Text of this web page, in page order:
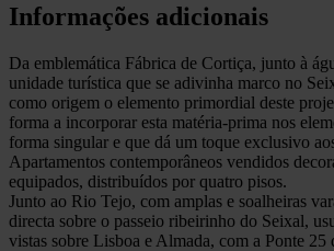
Informações adicionais
Da emblemática Fábrica de Cortiça, junto à
unidade turística que se adivinha marco no
como origem o elemento primordial deste
forma a incorporar esta matéria-prima nos
forma singular e que dá um toque exclusivo
Apartamentos contemporâneos vendidos
equipados, distribuídos por quatro pisos.
Junto ao Rio Tejo, com amplas e soalheiras
directa sobre o passeio ribeirinho do Seixal,
vistas sobre Lisboa e Almada, com a Ponte